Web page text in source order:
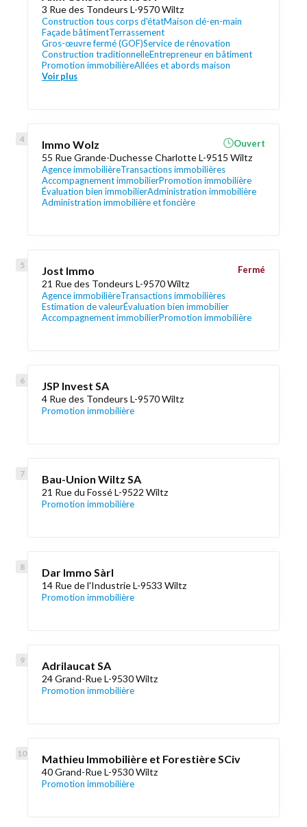
3 Rue des Tondeurs L-9570 Wiltz
Construction tous corps d'étatMaison clé-en-main
Façade bâtimentTerrassement
Gros-œuvre fermé (GOF)Service de rénovation
Construction traditionnelleEntrepreneur en bâtiment
Promotion immobilièreAllées et abords maison
Voir plus
Immo Wolz
55 Rue Grande-Duchesse Charlotte L-9515 Wiltz
Agence immobilièreTransactions immobilières
Accompagnement immobilierPromotion immobilière
Évaluation bien immobilierAdministration immobilière
Administration immobilière et foncière
Ouvert
Jost Immo
21 Rue des Tondeurs L-9570 Wiltz
Agence immobilièreTransactions immobilières
Estimation de valeurÉvaluation bien immobilier
Accompagnement immobilierPromotion immobilière
Fermé
JSP Invest SA
4 Rue des Tondeurs L-9570 Wiltz
Promotion immobilière
Bau-Union Wiltz SA
21 Rue du Fossé L-9522 Wiltz
Promotion immobilière
Dar Immo Sàrl
14 Rue de l'Industrie L-9533 Wiltz
Promotion immobilière
Adrilaucat SA
24 Grand-Rue L-9530 Wiltz
Promotion immobilière
Mathieu Immobilière et Forestière SCiv
40 Grand-Rue L-9530 Wiltz
Promotion immobilière